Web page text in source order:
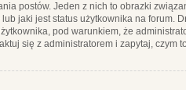
postów. Jeden z nich to obrazki
jaki jest status użytkownika na forum.
pod warunkiem, że
się z administratorem i zapytaj, czym